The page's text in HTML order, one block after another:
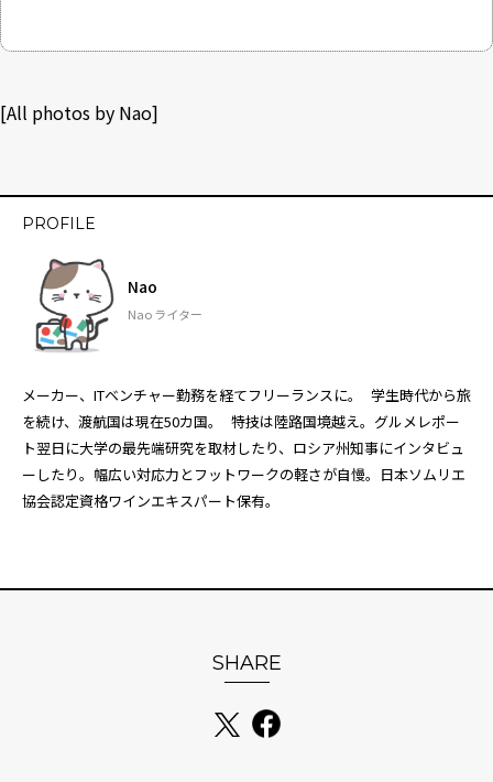
[All photos by Nao]
PROFILE
Nao
Nao ライター
メーカー、ITベンチャー勤務を経てフリーランスに。 学生時代から旅
を続け、渡航国は現在50カ国。 特技は陸路国境越え。グルメレポー
ト翌日に大学の最先端研究を取材したり、ロシア州知事にインタビュ
ーしたり。幅広い対応力とフットワークの軽さが自慢。日本ソムリエ
協会認定資格ワインエキスパート保有。
SHARE